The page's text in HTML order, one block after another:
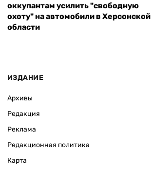
оккупантам усилить "свободную
охоту" на автомобили в Херсонской
области
ИЗДАНИЕ
Архивы
Редакция
Реклама
Редакционная политика
Карта